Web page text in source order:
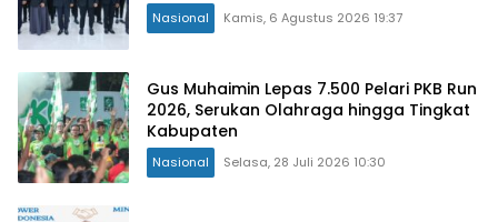
Nasional Kamis, 6 Agustus 2026 19:37
Gus Muhaimin Lepas 7.500 Pelari PKB Run
2026, Serukan Olahraga hingga Tingkat
Kabupaten
Nasional Selasa, 28 Juli 2026 10:30